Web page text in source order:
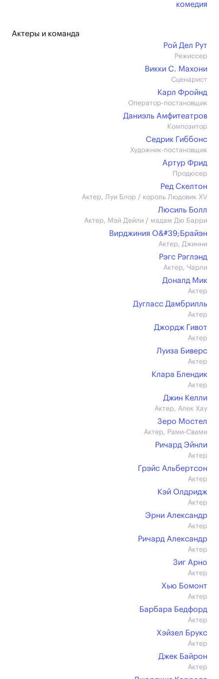
комедия
Актеры и команда
Рой Дел Рут
Режиссер
Викки С. Махони
Сценарист
Карл Фройнд
Оператор-постановщик
Даниэль Амфитеатров
Композитор
Седрик Гиббонс
Художник-постановщик
Артур Фрид
Продюсер
Ред Скелтон
Актер, Луи Блор / король Людовик XV
Люсиль Болл
Актер, Мэй Дейли / мадам Дю Барри
Вирджиния О&#39;Брайэн
Актер, Джинни
Рэгс Рэглэнд
Актер, Чарли
Доналд Мик
Актер
Дугласс Дамбрилль
Актер
Джордж Гивот
Актер
Луиза Биверс
Актер
Клара Блендик
Актер
Джин Келли
Актер, Алек Хау
Зеро Мостел
Актер, Рами-Свами
Ричард Эйнли
Актер
Грэйс Альбертсон
Актер
Кэй Олдридж
Актер
Эрни Александр
Актер
Ричард Александр
Актер
Зиг Арно
Актер
Хью Бомонт
Актер
Барбара Бедфорд
Актер
Хэйзел Брукс
Актер
Джек Байрон
Актер